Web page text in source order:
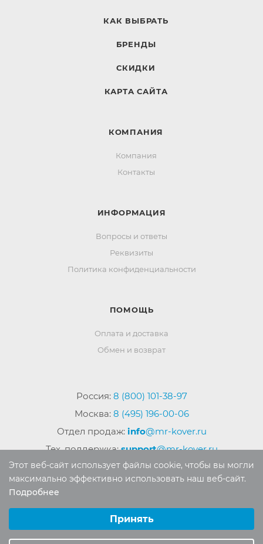
КАК ВЫБРАТЬ
БРЕНДЫ
СКИДКИ
КАРТА САЙТА
КОМПАНИЯ
Компания
Контакты
ИНФОРМАЦИЯ
Вопросы и ответы
Реквизиты
Политика конфиденциальности
ПОМОЩЬ
Оплата и доставка
Обмен и возврат
Россия: 8 (800) 101-38-97
Москва: 8 (495) 196-00-06
Отдел продаж: info@mr-kover.ru
Тех. поддержка:support@mr-kover.ru
материалов сайта без письменного разрешения
запрещено.
Этот веб-сайт использует файлы cookie, чтобы вы могли
максимально эффективно использовать наш веб-сайт.
Подробнее
Аналитические/Функциональные
Принять